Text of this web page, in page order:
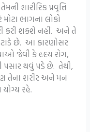
શારીરિક પ્રવૃત્તિ
ભાગના લોકો
કરી શકશે નહીં. અને તે
છે. આ કારણોસર
જેવી કે હૃદય રોગ,
પસાર થવું પડે છે. તેથી,
તેના શરીર અને મન
યોગ્ય રહે.